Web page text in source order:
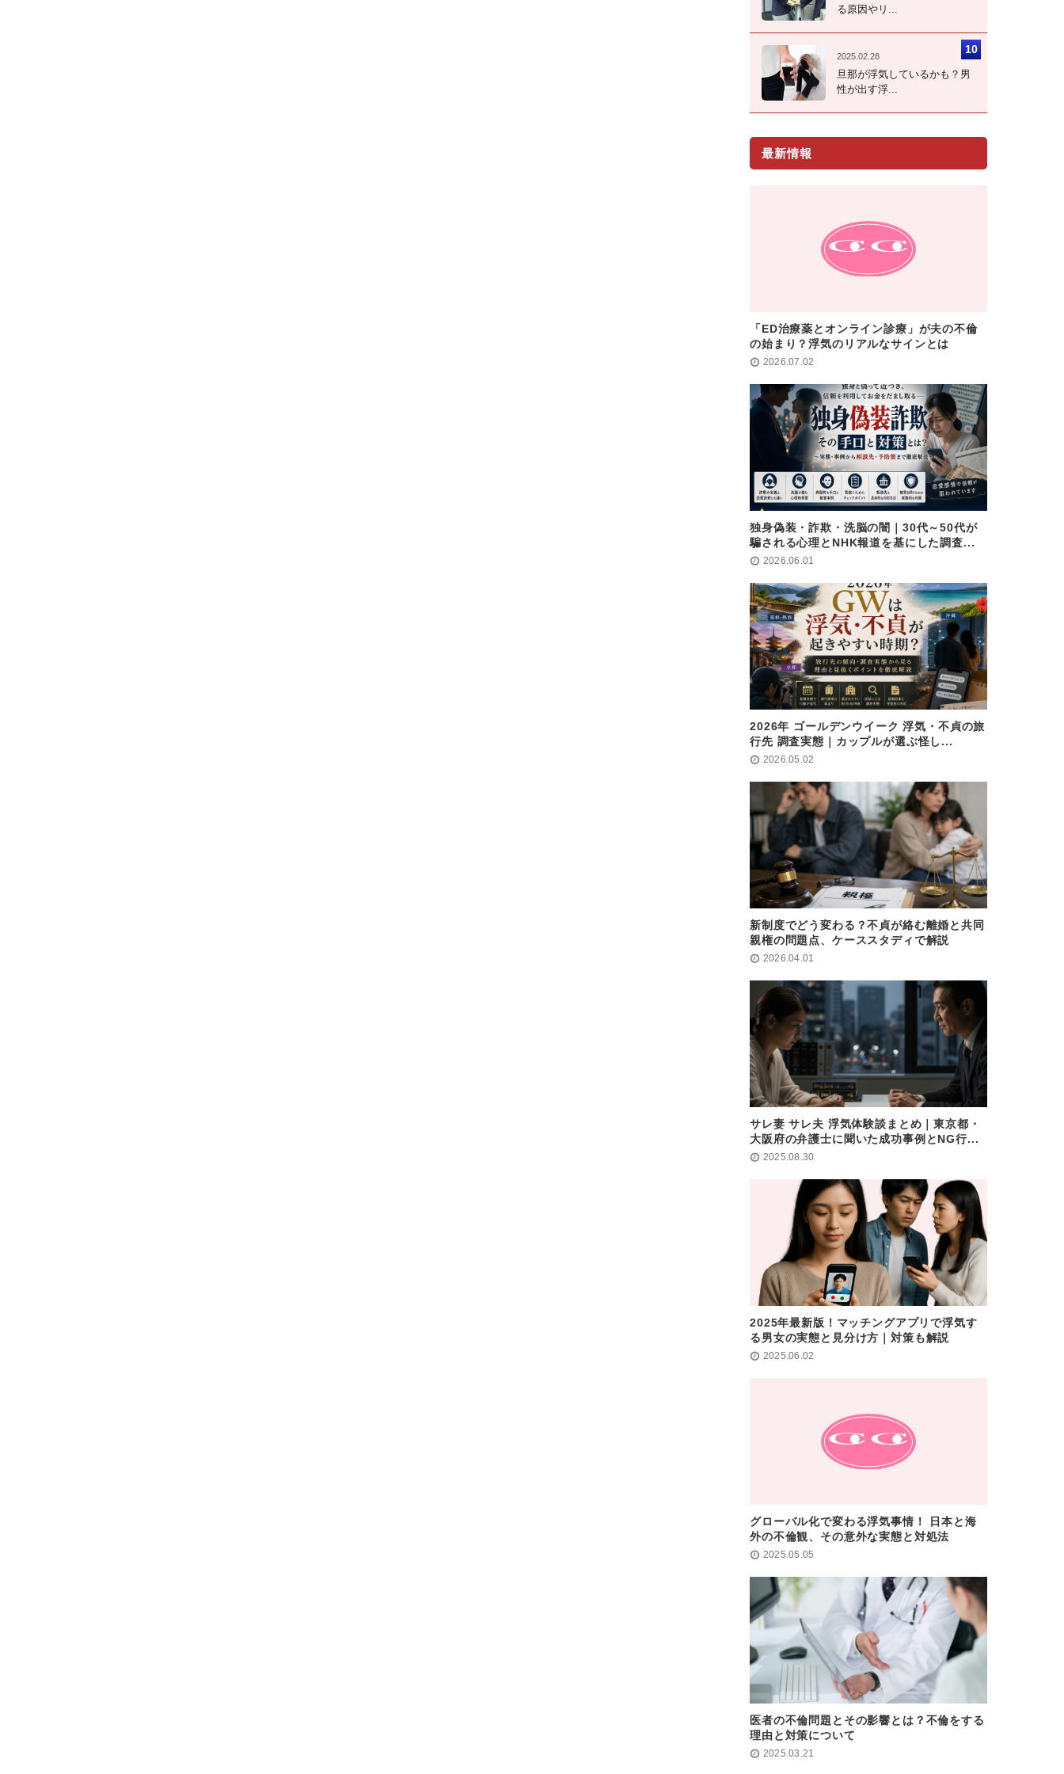
る原因やリ...
2025.02.28
旦那が浮気しているかも？男
性が出す浮...
最新情報
「ED治療薬とオンライン診療」が夫の不倫
の始まり？浮気のリアルなサインとは
2026.07.02
独身偽装・詐欺・洗脳の闇｜30代～50代が
騙される心理とNHK報道を基にした調査...
2026.06.01
2026年 ゴールデンウイーク 浮気・不貞の旅
行先 調査実態｜カップルが選ぶ怪し...
2026.05.02
新制度でどう変わる？不貞が絡む離婚と共同
親権の問題点、ケーススタディで解説
2026.04.01
サレ妻 サレ夫 浮気体験談まとめ｜東京都・
大阪府の弁護士に聞いた成功事例とNG行...
2025.08.30
2025年最新版！マッチングアプリで浮気す
る男女の実態と見分け方｜対策も解説
2025.06.02
グローバル化で変わる浮気事情！ 日本と海
外の不倫観、その意外な実態と対処法
2025.05.05
医者の不倫問題とその影響とは？不倫をする
理由と対策について
2025.03.21